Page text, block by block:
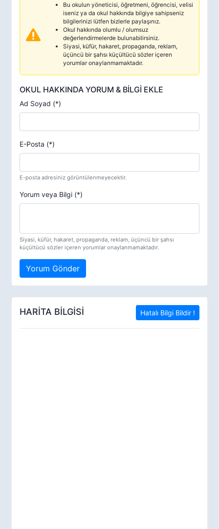
Bu okulun yöneticisi, öğretmeni, öğrencisi, velisi
iseniz ya da okul hakkında bilgiye sahipseniz
bilgilerinizi lütfen bizlerle paylaşınız.
Okul hakkında olumlu / olumsuz
değerlendirmelerde bulunabilirsiniz.
Siyasi, küfür, hakaret, propaganda, reklam,
üçüncü bir şahsı küçültücü sözler içeren
yorumlar onaylanmamaktadır.
OKUL HAKKINDA YORUM & BİLGİ EKLE
Ad Soyad (*)
E-Posta (*)
E-posta adresiniz görüntülenmeyecektir.
Yorum veya Bilgi (*)
Siyasi, küfür, hakaret, propaganda, reklam, üçüncü bir şahsı
küçültücü sözler içeren yorumlar onaylanmamaktadır.
Yorum Gönder
HARİTA BİLGİSİ Hatalı Bilgi Bildir !